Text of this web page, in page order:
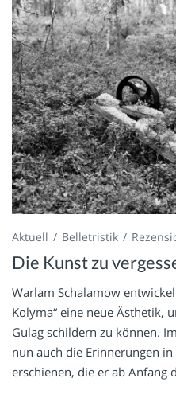
Aktuell Belletristik
Die Kunst zu
Warlam Schalamow
Kolyma“ eine neue Ästhetik,
Gulag schildern zu können.
nun auch die Erinnerungen
erschienen, die er ab Anfang